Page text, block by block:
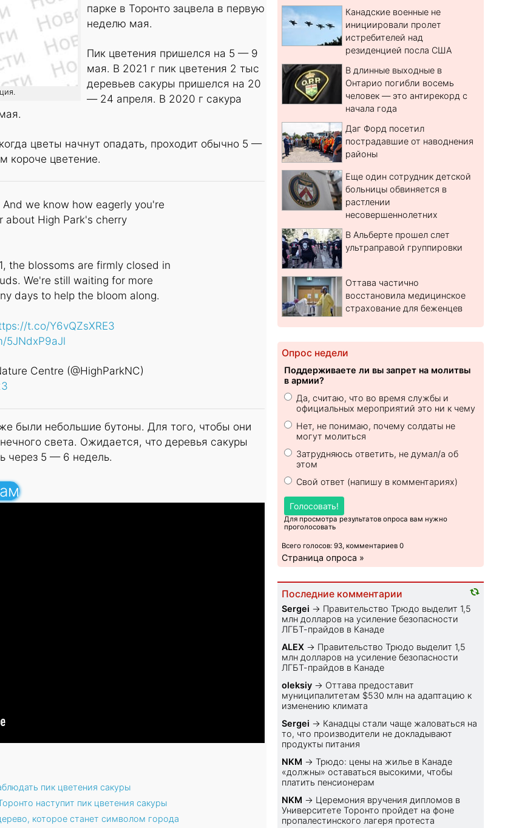
парке в Торонто зацвела в первую
неделю мая.
Пик цветения пришелся на 5 — 9
мая. В 2021 г пик цветения 2 тыс
деревьев сакуры пришелся на 20
— 24 апреля. В 2020 г сакура
цветы начнут опадать, проходит обычно 5 —
короче цветение.
And we know how eagerly you're
about High Park's cherry
the blossoms are firmly closed in
We're still waiting for more
days to help the bloom along.
t.co/Y6vQZsXRE3
5JNdxP9aJl
Centre (@HighParkNC)
были небольшие бутоны. Для того, чтобы они
света. Ожидается, что деревья сакуры
через 5 — 6 недель.
пик цветения сакуры
наступит пик цветения сакуры
которое станет символом города
Канадские военные не
инициировали пролет
истребителей над
резиденцией посла США
В длинные выходные в
Онтарио погибли восемь
человек — это антирекорд с
начала года
Даг Форд посетил
пострадавшие от наводнения
районы
Еще один сотрудник детской
больницы обвиняется в
растлении
несовершеннолетних
В Альберте прошел слет
ультраправой группировки
Оттава частично
восстановила медицинское
страхование для беженцев
Опрос недели
Поддерживаете ли вы запрет на молитвы
в армии?
Да, считаю, что во время службы и
официальных мероприятий это ни к чему
Нет, не понимаю, почему солдаты не
могут молиться
Затрудняюсь ответить, не думал/а об
этом
Свой ответ (напишу в комментариях)
Голосовать!
Для просмотра результатов опроса вам нужно
проголосовать
Всего голосов: 93, комментариев 0
Страница опроса »
Последние комментарии
Sеrgei → Правительство Трюдо выделит 1,5
млн долларов на усиление безопасности
ЛГБТ-прайдов в Канаде
ALEX → Правительство Трюдо выделит 1,5
млн долларов на усиление безопасности
ЛГБТ-прайдов в Канаде
oleksiy → Оттава предоставит
муниципалитетам $530 млн на адаптацию к
изменению климата
Sеrgei → Канадцы стали чаще жаловаться на
то, что производители не докладывают
продукты питания
NKM →Трюдо: цены на жилье в Канаде
«должны» оставаться высокими, чтобы
платить пенсионерам
NKM → Церемония вручения дипломов в
Университете Торонто пройдет на фоне
пропалестинского лагеря протеста